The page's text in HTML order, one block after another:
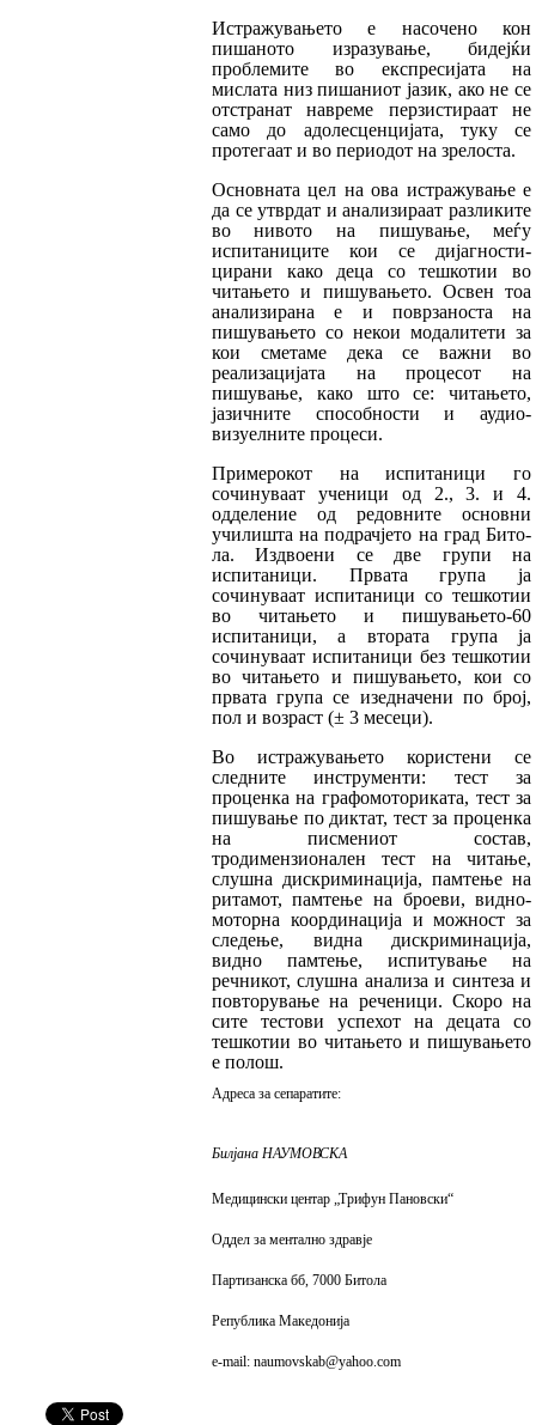
Истражувањето е насочено кон
пишаното изра­зу­вање, бидејќи
проблемите во експресијата на
мислата низ пишаниот јазик, ако не се
отстра­нат навреме перзистираат не
само до адолес­цен­цијата, туку се
протегаат и во периодот на зрелоста.
Основната цел на ова истражување е
да се ут­вр­дат и анализираат разликите
во нивото на пи­шување, меѓу
испитаниците кои се дијагнос­ти­
цирани како деца со тешкотии во
читањето и пишувањето. Освен тоа
анализирана е и повр­за­носта на
пишувањето со некои модалитети за
кои сметаме дека се важни во
реализацијата на процесот на
пишување, како што се: читањето,
јазичните способности и аудио-
визуелните процеси.
Примерокот на испитаници го
сочинуваат ученици од 2., 3. и 4.
одделение од редовните ос­новни
училишта на подрачјето на град Би­то­
ла. Издвоени се две групи на
испитаници. Пр­ва­та група ја
сочинуваат испитаници со теш­ко­тии
во читањето и пишувањето-60
испитаници, а втората група ја
сочинуваат испитаници без тешкотии
во читањето и пишувањето, кои со
првата група се изедначени по број,
пол и воз­раст (± 3 месеци).
Во истражувањето користени се
следните инс­тру­менти: тест за
проценка на графомото­ри­ка­та, тест за
пишување по диктат, тест за процен­ка
на писмениот состав,
тродимензионален тест на читање,
слушна дискриминација, пам­те­ње на
ритамот, памтење на броеви, видно-
мо­торна координација и можност за
следење, видна дискриминација,
видно памтење, испи­ту­вање на
речникот, слушна анализа и синтеза и
повторување на реченици. Скоро на
сите тес­то­ви успехот на децата со
тешкотии во чита­ње­то и пишувањето
е полош.
Адреса за сепаратите:
Билјана НАУМОВСКА
Медицински центар „Трифун Пановски“
Оддел за ментално здравје
Партизанска бб, 7000 Битола
Република Македонија
e-mail: naumovskab@yahoo.com